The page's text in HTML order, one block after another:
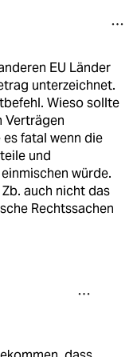
EU Länder
unterzeichnet.
Wieso sollte
Verträgen
fatal wenn die
und
würde.
auch nicht das
Rechtssachen